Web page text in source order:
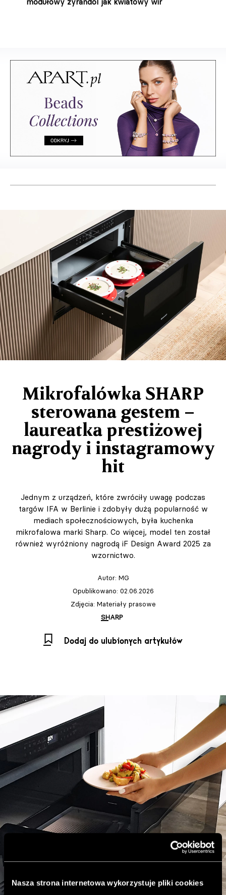
Nasza strona internetowa wykorzystuje pliki cookies
Mikrofalówka SHARP
sterowana gestem –
laureatka prestiżowej
nagrody i instagramowy
hit
Jednym z urządzeń, które zwróciły uwagę podczas
targów IFA w Berlinie i zdobyły dużą popularność w
mediach społecznościowych, była kuchenka
mikrofalowa marki Sharp. Co więcej, model ten został
również wyróżniony nagrodą iF Design Award 2025 za
wzornictwo.
Autor: MG
Opublikowano: 02.06.2026
Zdjęcia: Materiały prasowe
SHARP
Dodaj do ulubionych artykułów